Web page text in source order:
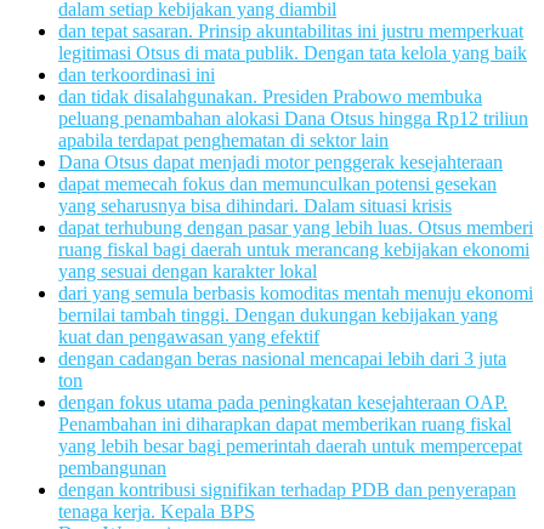
dalam setiap kebijakan yang diambil
dan tepat sasaran. Prinsip akuntabilitas ini justru memperkuat
legitimasi Otsus di mata publik. Dengan tata kelola yang baik
dan terkoordinasi ini
dan tidak disalahgunakan. Presiden Prabowo membuka
peluang penambahan alokasi Dana Otsus hingga Rp12 triliun
apabila terdapat penghematan di sektor lain
Dana Otsus dapat menjadi motor penggerak kesejahteraan
dapat memecah fokus dan memunculkan potensi gesekan
yang seharusnya bisa dihindari. Dalam situasi krisis
dapat terhubung dengan pasar yang lebih luas. Otsus memberi
ruang fiskal bagi daerah untuk merancang kebijakan ekonomi
yang sesuai dengan karakter lokal
dari yang semula berbasis komoditas mentah menuju ekonomi
bernilai tambah tinggi. Dengan dukungan kebijakan yang
kuat dan pengawasan yang efektif
dengan cadangan beras nasional mencapai lebih dari 3 juta
ton
dengan fokus utama pada peningkatan kesejahteraan OAP.
Penambahan ini diharapkan dapat memberikan ruang fiskal
yang lebih besar bagi pemerintah daerah untuk mempercepat
pembangunan
dengan kontribusi signifikan terhadap PDB dan penyerapan
tenaga kerja. Kepala BPS